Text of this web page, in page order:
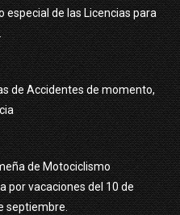
especial de las Licencias para
de Accidentes de momento,
de Motociclismo
por vacaciones del 10 de
septiembre.